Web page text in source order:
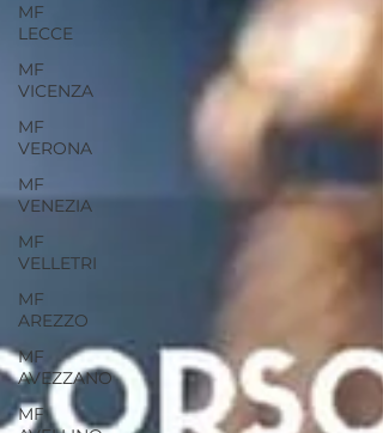
MF
LECCE
MF
VICENZA
MF
VERONA
MF
VENEZIA
MF
VELLETRI
MF
AREZZO
MF
AVEZZANO
MF